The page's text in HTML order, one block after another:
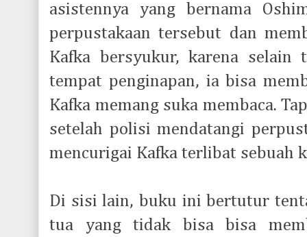
asistennya yang bernama
perpustakaan tersebut dan
Kafka bersyukur, karena
tempat penginapan, ia bisa
Kafka memang suka membaca.
setelah polisi mendatangi
mencurigai Kafka terlibat sebuah
Di sisi lain, buku ini bertutur
tua yang tidak bisa bisa